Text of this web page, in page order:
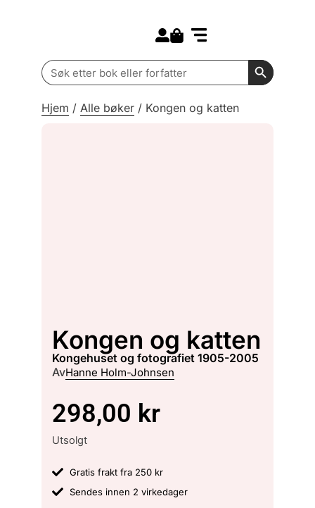
Search
for:
Search
Hjem / Alle bøker / Kongen og katten
Kongen og katten
kongehuset og fotografiet 1905-2005
AvHanne Holm-Johnsen
298,00 kr
Utsolgt
Gratis frakt fra 250 kr
Sendes innen 2 virkedager